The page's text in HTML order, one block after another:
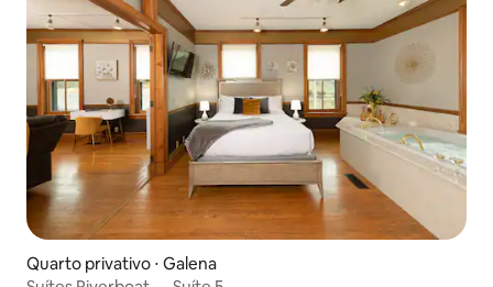
Quarto privativo ⋅ Galena